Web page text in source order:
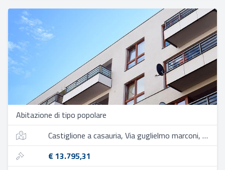
Abitazione di tipo popolare
Castiglione a casauria, Via guglielmo marconi, 16, 65020 castiglione a casauria pe, italia
€ 13.795,31